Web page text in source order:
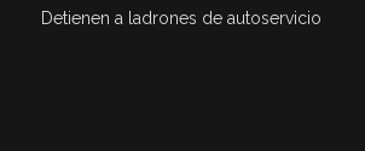
Detienen a ladrones de autoservicio